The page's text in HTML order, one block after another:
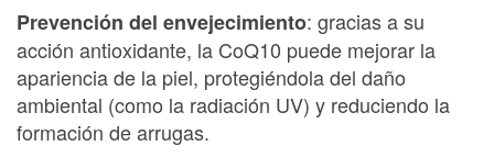
Prevención del envejecimiento: gracias a su
acción antioxidante, la CoQ10 puede mejorar la
apariencia de la piel, protegiéndola del daño
ambiental (como la radiación UV) y reduciendo la
formación de arrugas.